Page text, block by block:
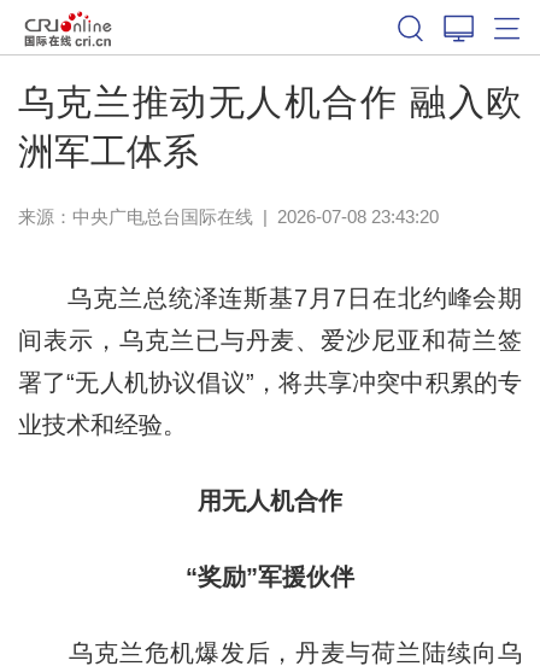
乌克兰推动无人机合作 融入欧
洲军工体系
来源：中央广电总台国际在线| 2026-07-08 23:43:20
乌克兰总统泽连斯基7月7日在北约峰会期
间表示，乌克兰已与丹麦、爱沙尼亚和荷兰签
署了“无人机协议倡议”，将共享冲突中积累的专
业技术和经验。
用无人机合作
“奖励”军援伙伴
乌克兰危机爆发后，丹麦与荷兰陆续向乌